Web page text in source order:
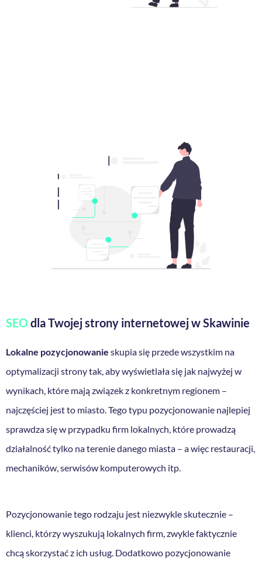
SEOdla Twojej strony internetowej w Skawinie
Lokalne pozycjonowanie skupia się przede wszystkim na
optymalizacji strony tak, aby wyświetlała się jak najwyżej w
wynikach, które mają związek z konkretnym regionem –
najczęściej jest to miasto. Tego typu pozycjonowanie najlepiej
sprawdza się w przypadku firm lokalnych, które prowadzą
działalność tylko na terenie danego miasta – a więc restauracji,
mechaników, serwisów komputerowych itp.
Pozycjonowanie tego rodzaju jest niezwykle skutecznie –
klienci, którzy wyszukują lokalnych firm, zwykle faktycznie
chcą skorzystać z ich usług. Dodatkowo pozycjonowanie